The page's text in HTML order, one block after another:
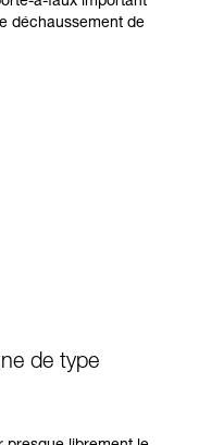
déchaussement de
de type